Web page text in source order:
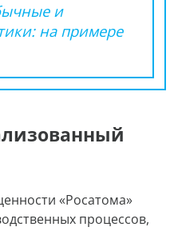
и
на примере
«Росатома»
процессов,